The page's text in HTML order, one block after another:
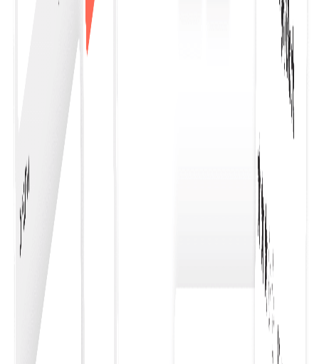
Ξεκινήστε την αγορά
Εταιρικό Ταμείο αγορών
Εξορθολογίζει τις αγορές για τις επιχειρήσεις,
προσφέροντας μια απρόσκοπτη, αποτελεσματική
διαδικασία που ενισχύει την παραγωγικότητα και
απλοποιεί τη διαχείριση των δαπανών.
Ροή εργασιών έγκρισης